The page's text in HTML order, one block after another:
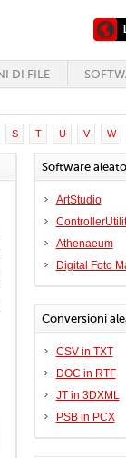
DI FILE
S T U V W
Software
ArtStudio
Athenaeum
Digital Foto
Conversioni
CSV in TXT
DOC in RTF
JT in 3DXML
PSB in PCX